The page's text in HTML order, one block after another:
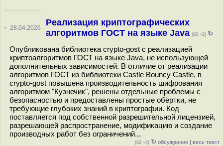
· 28.04.2026
Реализация криптографических
алгоритмов ГОСТ на языке Java (82 +2) ↻
Опубликована библиотека crypto-gost с реализацией
криптоалгоритмов ГОСТ на языке Java, не использующей
дополнительных зависимостей. В отличие от реализации
алгоритмов ГОСТ из библиотеки Castle Bouncy Castle, в
crypto-gost повышена производительность шифрования
алгоритмом "Кузнечик", решены отдельные проблемы с
безопасностью и предоставлены простые обёртки, не
требующие глубоких знаний в криптографии. Код
поставляется под собственной разрешительной лицензией,
разрешающей распространение, модификацию и создание
производных работ без ограничений...
(82 +2) ↻ обсуждение | весь текст